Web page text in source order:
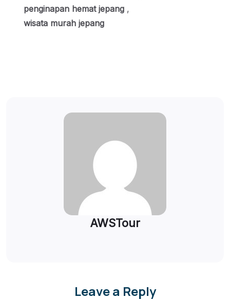
penginapan hemat jepang ,
wisata murah jepang
AWSTour
Leave a Reply